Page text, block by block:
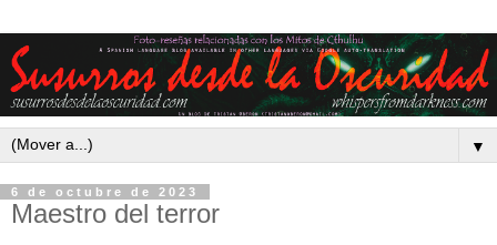
▼
6 de octubre de 2023
Maestro del terror